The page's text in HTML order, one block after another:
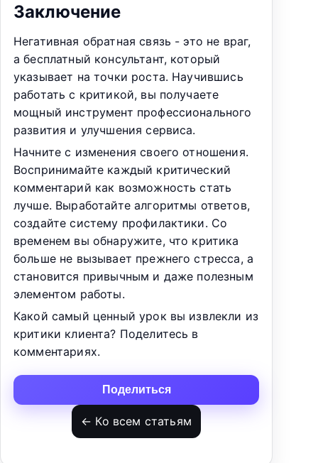
Заключение
Негативная обратная связь - это не враг,
а бесплатный консультант, который
указывает на точки роста. Научившись
работать с критикой, вы получаете
мощный инструмент профессионального
развития и улучшения сервиса.
Начните с изменения своего отношения.
Воспринимайте каждый критический
комментарий как возможность стать
лучше. Выработайте алгоритмы ответов,
создайте систему профилактики. Со
временем вы обнаружите, что критика
больше не вызывает прежнего стресса, а
становится привычным и даже полезным
элементом работы.
Какой самый ценный урок вы извлекли из
критики клиента? Поделитесь в
комментариях.
Поделиться
← Ко всем статьям